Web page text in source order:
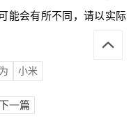
能会有所不同，请以实际
小米
一篇